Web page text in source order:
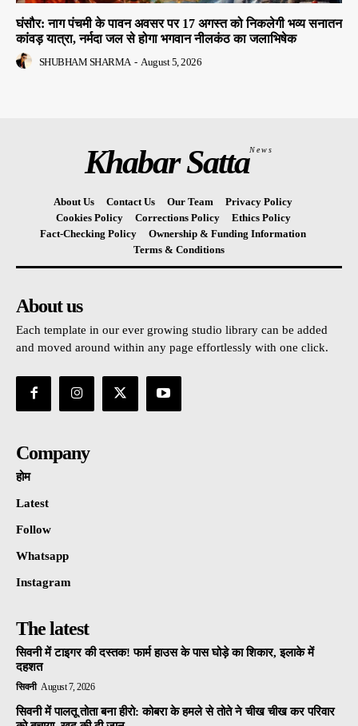
घंसौर: नाग पंचमी के पावन अवसर पर 17 अगस्त को निकलेगी भव्य सनातन
कांवड़ यात्रा, नर्मदा जल से होगा भगवान नीलकंठ का जलाभिषेक
SHUBHAM SHARMA - August 5, 2026
Khabar SattaNews
About Us Contact Us Our Team
Privacy Policy
Cookies Policy
Corrections Policy
Ethics Policy
Fact-Checking Policy
Ownership & Funding Information
Terms & Conditions
About us
Each template in our ever growing studio library can be added
and moved around within any page effortlessly with one click.
Company
होम
Latest
Follow
Whatsapp
Instagram
The latest
सिवनी में टाइगर की दस्तक! फार्म हाउस के पास घोड़े का शिकार, इलाके में
दहशत
सिवनी August 7, 2026
सिवनी में पालतू तोता बना हीरो: कोबरा के हमले से तोते ने चीख चीख कर परिवार